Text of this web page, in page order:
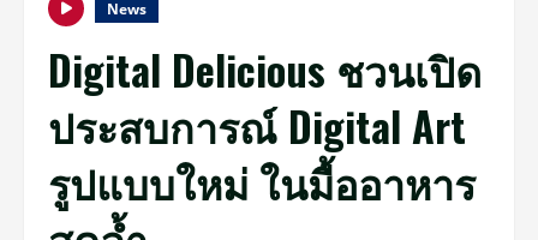
News
Digital Delicious ชวนเปิด
ประสบการณ์ Digital Art
รูปแบบใหม่ ในมื้ออาหาร